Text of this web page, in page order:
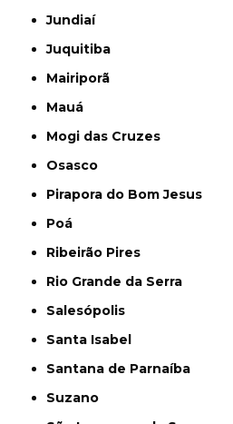
Jundiaí
Juquitiba
Mairiporã
Mauá
Mogi das Cruzes
Osasco
Pirapora do Bom Jesus
Poá
Ribeirão Pires
Rio Grande da Serra
Salesópolis
Santa Isabel
Santana de Parnaíba
Suzano